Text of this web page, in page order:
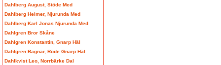
Dahlberg August, Stöde Med
Dahlberg Helmer, Njurunda Med
Dahlberg Karl Jonas Njurunda Med
Dahlgren Bror Skåne
Dahlgren Konstantin, Gnarp Häl
Dahlgren Ragnar, Röde Gnarp Häl
Dahlkvist Leo, Norrbärke Dal